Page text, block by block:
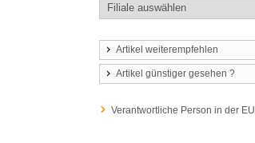
Artikel weiterempfehlen
Artikel günstiger gesehen ?
Verantwortliche Person in der EU